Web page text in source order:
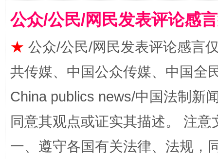
解纷+调解+退费，一次搞定
公众/公民/网民发表评论感
★ 公众/公民/网民发表评论感言
共传媒、中国公众传媒、中国全
China publics news/中国法制新
同意其观点或证实其描述。 注
一、遵守各国有关法律、法规，